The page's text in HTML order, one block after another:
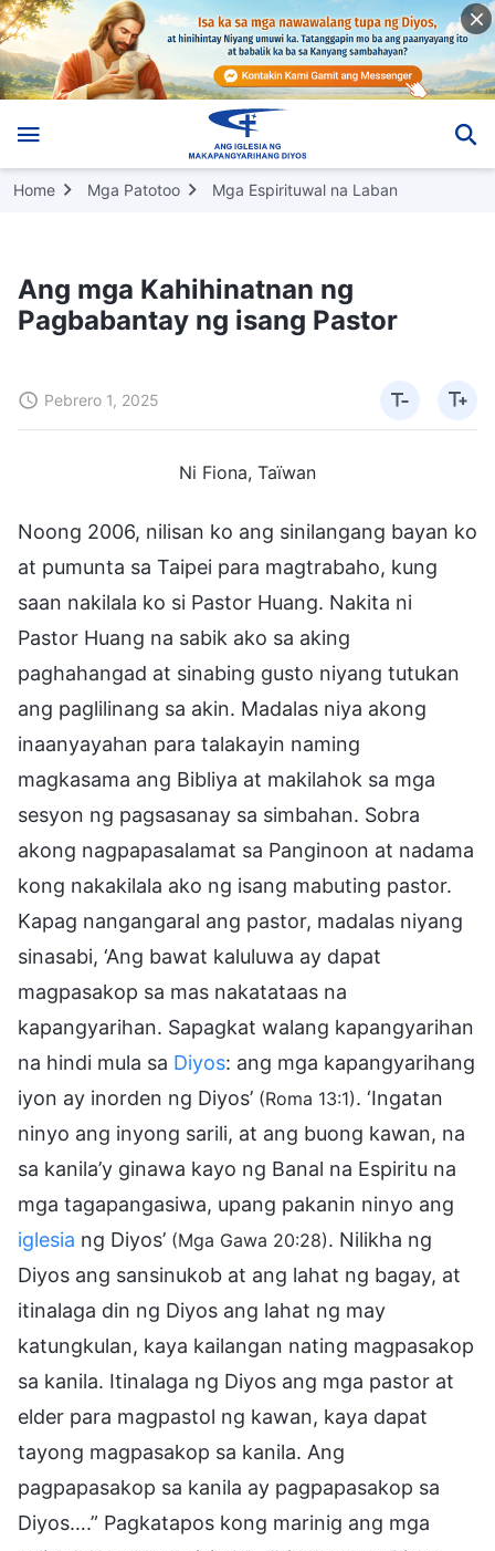
Home Mga Patotoo Mga Espirituwal na Laban
Ang mga Kahihinatnan ng
Pagbabantay ng isang Pastor
Pebrero 1, 2025
Ni Fiona, Taïwan
Noong 2006, nilisan ko ang sinilangang bayan ko
at pumunta sa Taipei para magtrabaho, kung
saan nakilala ko si Pastor Huang. Nakita ni
Pastor Huang na sabik ako sa aking
paghahangad at sinabing gusto niyang tutukan
ang paglilinang sa akin. Madalas niya akong
inaanyayahan para talakayin naming
magkasama ang Bibliya at makilahok sa mga
sesyon ng pagsasanay sa simbahan. Sobra
akong nagpapasalamat sa Panginoon at nadama
kong nakakilala ako ng isang mabuting pastor.
Kapag nangangaral ang pastor, madalas niyang
sinasabi, ‘Ang bawat kaluluwa ay dapat
magpasakop sa mas nakatataas na
kapangyarihan. Sapagkat walang kapangyarihan
na hindi mula sa Diyos: ang mga kapangyarihang
iyon ay inorden ng Diyos’ (Roma 13:1). ‘Ingatan
ninyo ang inyong sarili, at ang buong kawan, na
sa kanila’y ginawa kayo ng Banal na Espiritu na
mga tagapangasiwa, upang pakanin ninyo ang
iglesia ng Diyos’ (Mga Gawa 20:28). Nilikha ng
Diyos ang sansinukob at ang lahat ng bagay, at
itinalaga din ng Diyos ang lahat ng may
katungkulan, kaya kailangan nating magpasakop
sa kanila. Itinalaga ng Diyos ang mga pastor at
elder para magpastol ng kawan, kaya dapat
tayong magpasakop sa kanila. Ang
pagpapasakop sa kanila ay pagpapasakop sa
Diyos….” Pagkatapos kong marinig ang mga